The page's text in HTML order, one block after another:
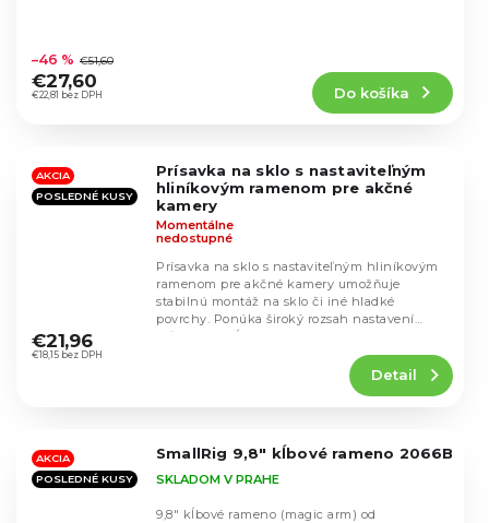
hodnotenie
produktu
je
hviezdičiek.
€22,81 bez DPH
–46 % €51,60
€27,60
Do košíka
AKCIA
POSLEDNÉ KUSY
Prísavka na sklo s nastaviteľným
hliníkovým ramenom pre akčné
kamery
hodnotenie
produktu
hviezdičiek.
Momentálne
nedostupné
€18,15 bez DPH
€21,96
Detail
Prísavka na sklo s nastaviteľným hliníkovým
ramenom pre akčné kamery umožňuje
stabilnú montáž na sklo či iné hladké
povrchy. Ponúka široký rozsah nastavení
vďaka 360° kĺbom,...
AKCIA
POSLEDNÉ KUSY
SmallRig 9,8" kĺbové rameno 2066B
SKLADOM V PRAHE
9,8" kĺbové rameno (magic arm) od